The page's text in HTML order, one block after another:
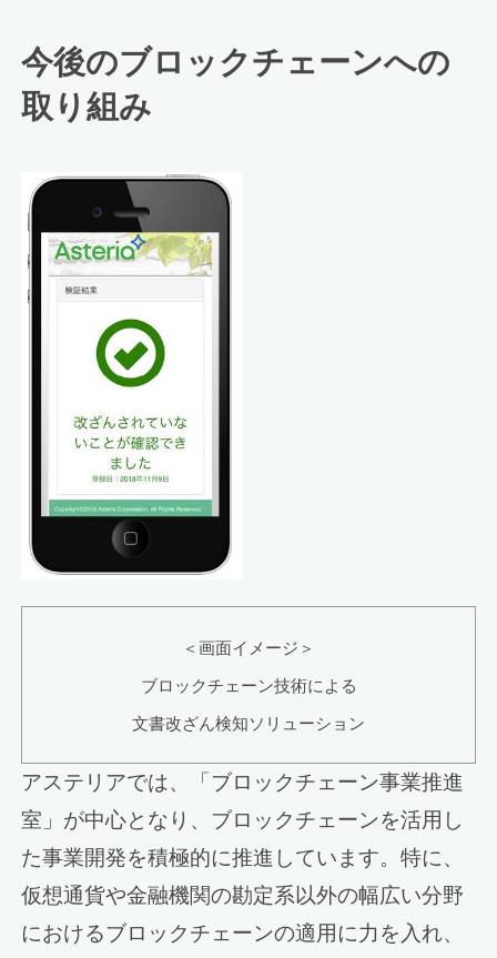
今後のブロックチェーンへの
取り組み
＜画面イメージ＞
ブロックチェーン技術による
文書改ざん検知ソリューション
アステリアでは、「ブロックチェーン事業推進
室」が中心となり、ブロックチェーンを活用し
た事業開発を積極的に推進しています。特に、
仮想通貨や金融機関の勘定系以外の幅広い分野
におけるブロックチェーンの適用に力を入れ、